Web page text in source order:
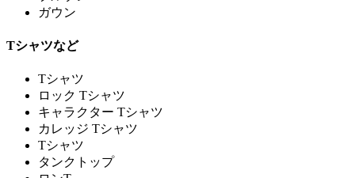
ガウン
Tシャツなど
Tシャツ
ロック Tシャツ
キャラクター Tシャツ
カレッジ Tシャツ
Tシャツ
タンクトップ